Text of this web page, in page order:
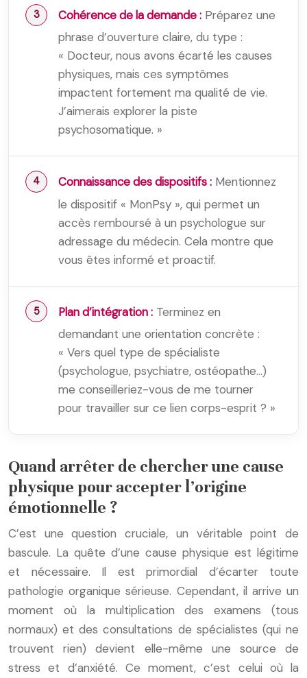
Cohérence de la demande : Préparez une
phrase d’ouverture claire, du type :
« Docteur, nous avons écarté les causes
physiques, mais ces symptômes
impactent fortement ma qualité de vie.
J’aimerais explorer la piste
psychosomatique. »
Connaissance des dispositifs : Mentionnez
le dispositif « MonPsy », qui permet un
accès remboursé à un psychologue sur
adressage du médecin. Cela montre que
vous êtes informé et proactif.
Plan d’intégration : Terminez en
demandant une orientation concrète :
« Vers quel type de spécialiste
(psychologue, psychiatre, ostéopathe…)
me conseilleriez-vous de me tourner
pour travailler sur ce lien corps-esprit ? »
Quand arrêter de chercher une cause
physique pour accepter l’origine
émotionnelle ?
C’est une question cruciale, un véritable point de
bascule. La quête d’une cause physique est légitime
et nécessaire. Il est primordial d’écarter toute
pathologie organique sérieuse. Cependant, il arrive un
moment où la multiplication des examens (tous
normaux) et des consultations de spécialistes (qui ne
trouvent rien) devient elle-même une source de
stress et d’anxiété. Ce moment, c’est celui où la